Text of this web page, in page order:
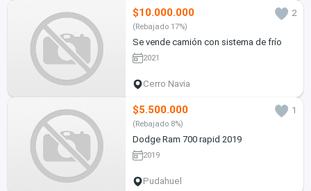
$10.000.000 2
(Rebajado 17%)
Se vende camión con sistema de frío
2021
Cerro Navia
$5.500.000 1
(Rebajado 8%)
Dodge Ram 700 rapid 2019
2019
Pudahuel